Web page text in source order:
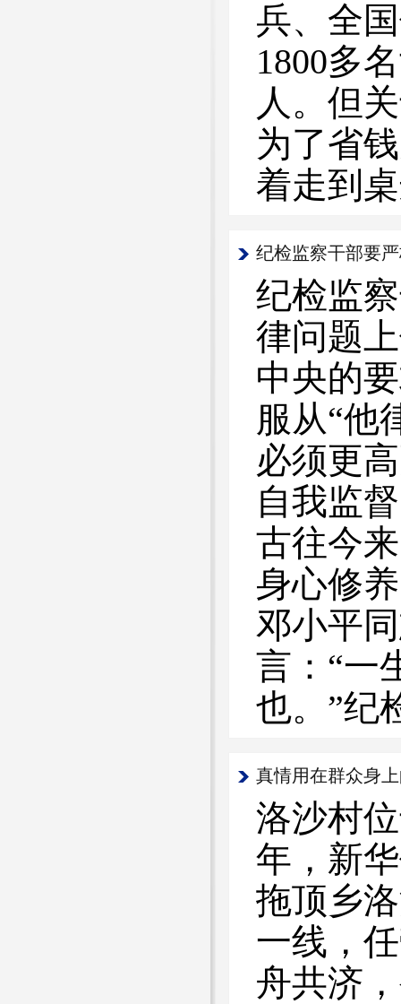
兵、全
1800多
人。但
为了省
着走到
纪检监察干部要
纪检监
律问题
中央的
服从“他
必须更
自我监
古往今
身心修
邓小平
言：“一
也。”纪
真情用在群众身
洛沙村
年，新
拖顶乡
一线，
舟共济